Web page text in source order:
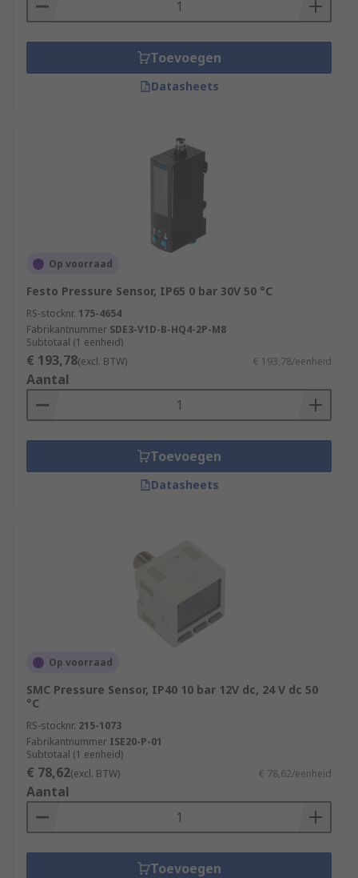
Toevoegen
Datasheets
Op voorraad
Festo Pressure Sensor, IP65 0 bar 30V 50 °C
RS-stocknr. 175-4654
Fabrikantnummer SDE3-V1D-B-HQ4-2P-M8
Subtotaal (1 eenheid)
€ 193,78(excl. BTW) € 193,78/eenheid
Aantal
Toevoegen
Datasheets
Op voorraad
SMC Pressure Sensor, IP40 10 bar 12V dc, 24 V dc 50
°C
RS-stocknr. 215-1073
Fabrikantnummer ISE20-P-01
Subtotaal (1 eenheid)
€ 78,62(excl. BTW) € 78,62/eenheid
Aantal
Toevoegen